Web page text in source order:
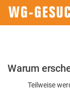
Bitte
Warum
Teilweise